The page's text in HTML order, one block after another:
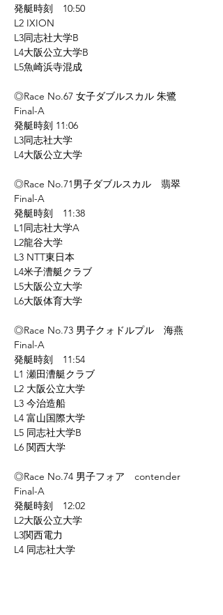
発艇時刻　10:50
L2 IXION
L3同志社大学B
L4大阪公立大学B
L5魚崎浜寺混成
◎Race No.67 女子ダブルスカル 朱鷺
Final-A
発艇時刻 11:06
L3同志社大学
L4大阪公立大学
◎Race No.71男子ダブルスカル　翡翠
Final-A
発艇時刻　11:38
L1同志社大学A
L2龍谷大学
L3 NTT東日本
L4米子漕艇クラブ
L5大阪公立大学
L6大阪体育大学
◎Race No.73 男子クォドルプル　海燕
Final-A
発艇時刻　11:54
L1 瀬田漕艇クラブ
L2 大阪公立大学
L3 今治造船
L4 富山国際大学
L5 同志社大学B
L6 関西大学
◎Race No.74 男子フォア　contender
Final-A
発艇時刻　12:02
L2大阪公立大学
L3関西電力
L4 同志社大学